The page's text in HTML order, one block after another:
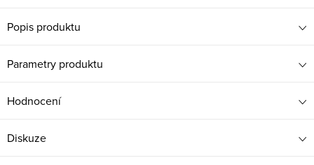
Popis produktu
Parametry produktu
Hodnocení
Diskuze